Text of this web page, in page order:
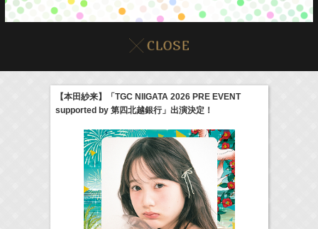
本日の出演情報8/7(Fri) イベント販売情報
22:00-
(TV) Tシャツが乾くまで 庄司浩平
【本田紗来】「TGC NIIGATA 2026 PRE EVENT
supported by 第四北越銀行」出演決定！